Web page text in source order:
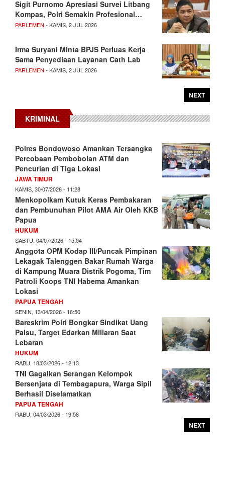
Sigit Purnomo Apresiasi Survei Litbang
Kompas, Polri Semakin Profesional…
PARLEMEN - KAMIS, 2 JUL 2026
Irma Suryani Minta BPJS Perluas Kerja
Sama Penyediaan Layanan Cath Lab
PARLEMEN - KAMIS, 2 JUL 2026
NEXT
KRIMINAL
Polres Bondowoso Amankan Tersangka
Percobaan Pembobolan ATM dan
Pencurian di Tiga Lokasi
JAWA TIMUR
KAMIS, 30/07/2026 - 11:28
Menkopolkam Kutuk Keras Pembakaran
dan Pembunuhan Pilot AMA Air Oleh KKB
Papua
HUKUM
SABTU, 04/07/2026 - 15:04
Anggota OPM Kodap III/Puncak Pimpinan
Lekagak Talenggen Bakar Rumah Warga
di Kampung Muara Distrik Pogoma, Tim
Patroli Koops TNI Habema Amankan
Lokasi
PAPUA TENGAH
SENIN, 13/04/2026 - 16:50
Bareskrim Polri Bongkar Sindikat Uang
Palsu, Target Edarkan Miliaran Saat
Lebaran
HUKUM
RABU, 18/03/2026 - 12:13
TNI Gagalkan Serangan Kelompok
Bersenjata di Tembagapura, Warga Sipil
Berhasil Diselamatkan
PAPUA TENGAH
RABU, 04/03/2026 - 19:58
NEXT